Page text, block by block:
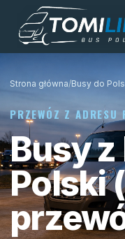
Przejdź do treści
Strona główna/Busy do
PRZEWÓZ Z ADRESU
Busy
Polski